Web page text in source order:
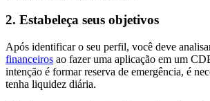
2. Estabeleça seus objetivos
Após identificar o seu perfil, você deve
financeiros ao fazer uma aplicação em um
intenção é formar reserva de emergência, é
tenha liquidez diária.